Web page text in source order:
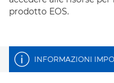
prodotto EOS.
INFORMAZIONI